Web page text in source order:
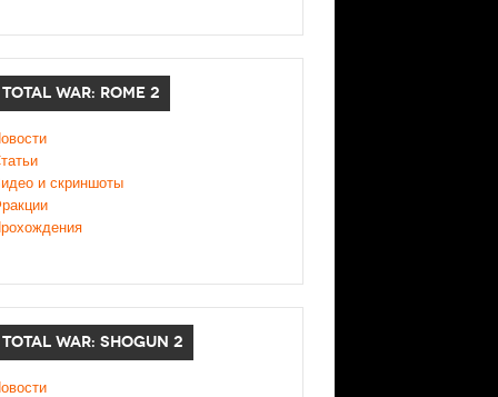
TOTAL WAR: ROME 2
и скриншоты
TOTAL WAR: SHOGUN 2